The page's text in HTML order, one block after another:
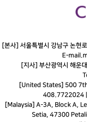
[본사] 서울특별시 강남구 논현
E-mail.
[지사] 부산광역시 해운
[United States] 500
408.7722024
[Malaysia] A-3A, Block A,
Setia, 47300